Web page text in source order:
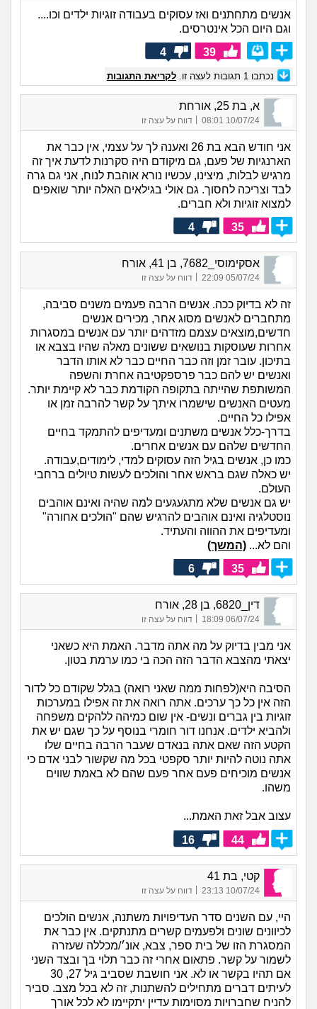
אנשים מתחתנים ואז עסוקים בעבודה זוגיות ילדים וכו....
וגם היום הכל אינטרסים.
39
4
נכתבו 1 תגובות לעצה זו. לקריאת התגובות
א, בת 25, אורחת
10/07/24 08:01
| דווח על עצה זו
אני חודש הבא בת 26 ואענה לך על עצמי, אין כבר את
הארנגיות של פעם, גם מיקודם היה סקרנות לדעת איך זה
מרגיש לבלות, מיצינו, עכשיו נורא אוהבת לנוח, אני גם גרה
לבד וצריכה לחסוך. גם אולי בגילאים האלה יותר שואפים
למצוא זוגיות ולא חברים.
35
4
אסקימוסי_7682, בן 41, אורח
05/07/24 22:09 דווח על עצה זו
זה לא בדיוק ככה. אנשים הרבה פעמים משנים סביבה,
מתחברים לאנשים מסוג אחר, מכירים אנשים
חדשים,מוצאים עצמם מזדהים יותר עם אנשים במסגרות
אחרות שעוסקות בנושאים ששונים מאלה שהיו בצבא או
בתיכון. עובר זמן וזה כבר החיים כבר לא אותו הדבר
ואנשים יש להם כבר פרספקטיבה אחרת והשפה
המשותפת שהייתה בתקופה הקודמת כבר לא קיימת יותר.
מעטים האנשים שישמרו איתך על קשר להרבה זמן או
אפילו כל החיים.
בדרך-כלל אנשים משתנים ומעדיפים להתמקד בחיים
החדשים שלהם עם אנשים אחרים.
כמו כן, אנשים בגיל הזה עסוקים למדי, לימודים,עבודה.
יש כאלה שגם בראש אחר והולכים לעשות טיולים ברחבי
העולם.
יש גם אנשים שלא מתגעגעים למה שהיה ואינם אוהבים
נוסטלגיה ואינם אוהבים להרגיש שהם "הולכים אחורה"
ומעדיפים את ההווה והעתיד.
והם לא... (המשך)
35
6
דין_6820, בן 28, אורח
06/07/24 18:09 דווח על עצה זו
אני מבין בדיוק על מה אתה מדבר. האמת היא כשאני
יצאתי מהצבא הדבר הזה הכה בי כמו ערמת בטון.
הסיבה היא(לפחות ממה שאני רואה) בגלל שקודם כל לדור
הזה אין כל כך ערכים. אתה רואה את זה אפילו במערכות
זוגיות בין גברים ונשים- אין שום כמיהה ללהקים משפחה
ולהביא ילדים. אנחנו דור חומרי בנוסף על כך שגם יש את
הקטע הזה שאם אתה בנאדם שעבר הרבה בחיים שלו
אתה נוטה להיות יותר סקפטי בכל מה שקשור לבני אדם כי
אנשים מוכיחים פעם אחר פעם שהם לא באמת שווים
משהו.
עצוב אבל זאת האמת...
44
16
קטי, בת 41
10/07/24 23:13
| דווח על עצה זו
היי, עם השנים סדר העדיפויות משתנה, אנשים הולכים
לכיוונים שונים ולפעמים קשרים מתנתקים. אין כבר את
המסגרת הזו של בית ספר, צבא, אונ׳/מכללה שעזרה
לשמור על קשר. פתאום אחרי זה כבר תלוי בך ובצד השני
אם תהיו בקשר או לא. אני חושבת שסביב גיל 27, 30
לעיתים דברים מתחילים להשתנות, זה לא בכל מצב. סביר
להניח שחברויות מסוימות עדיין יתקיימו לא לכל אורך